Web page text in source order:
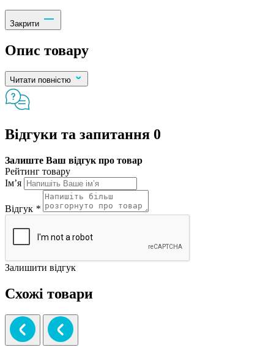
Закрити
Опис товару
Читати повністю
Відгуки та запитання 0
Залиште Ваш відгук про товар
Рейтинг товару
Ім’я
Відгук *
Залишити відгук
Схожі товари